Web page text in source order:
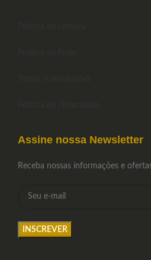
Assine nossa Newsletter
Receba nossas informações e